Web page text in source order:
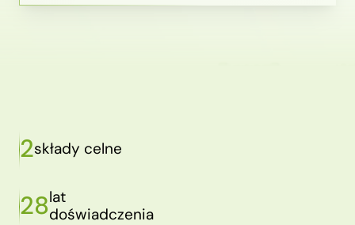
2składy celne
28lat
doświadczenia